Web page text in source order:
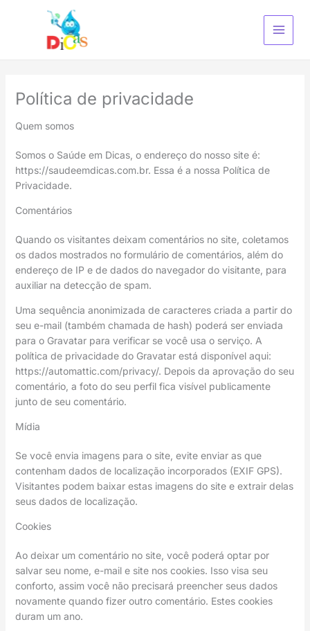
Política de privacidade
Quem somos
Somos o Saúde em Dicas, o endereço do nosso site é:
https://saudeemdicas.com.br. Essa é a nossa Política de
Privacidade.
Comentários
Quando os visitantes deixam comentários no site, coletamos
os dados mostrados no formulário de comentários, além do
endereço de IP e de dados do navegador do visitante, para
auxiliar na detecção de spam.
Uma sequência anonimizada de caracteres criada a partir do
seu e-mail (também chamada de hash) poderá ser enviada
para o Gravatar para verificar se você usa o serviço. A
política de privacidade do Gravatar está disponível aqui:
https://automattic.com/privacy/. Depois da aprovação do seu
comentário, a foto do seu perfil fica visível publicamente
junto de seu comentário.
Mídia
Se você envia imagens para o site, evite enviar as que
contenham dados de localização incorporados (EXIF GPS).
Visitantes podem baixar estas imagens do site e extrair delas
seus dados de localização.
Cookies
Ao deixar um comentário no site, você poderá optar por
salvar seu nome, e-mail e site nos cookies. Isso visa seu
conforto, assim você não precisará preencher seus dados
novamente quando fizer outro comentário. Estes cookies
duram um ano.